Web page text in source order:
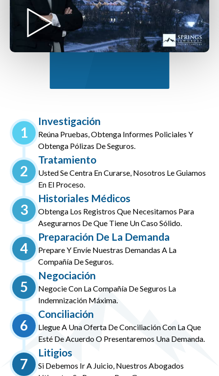
1
Investigación
Reúna Pruebas, Obtenga Informes Policiales Y
Obtenga Pólizas De Seguros.
2
Tratamiento
Usted Se Centra En Curarse, Nosotros Le Guiamos
En El Proceso.
3
Historiales Médicos
Obtenga Los Registros Que Necesitamos Para
Asegurarnos De Que Tiene Un Caso Sólido.
4
Preparación De La Demanda
Prepare Y Envíe Nuestras Demandas A La
Compañía De Seguros.
5
Negociación
Negocie Con La Compañía De Seguros La
Indemnización Máxima.
6
Conciliación
Llegue A Una Oferta De Conciliación Con La Que
Esté De Acuerdo O Presentaremos Una Demanda.
7
Litigios
Si Debemos Ir A Juicio, Nuestros Abogados